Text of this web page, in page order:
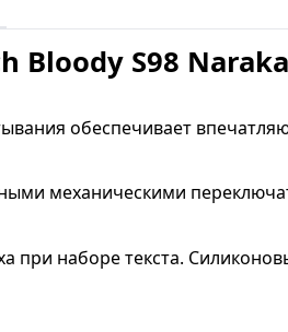
Bloody S98
обеспечивает
механическими
при наборе текста.